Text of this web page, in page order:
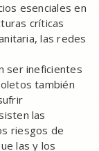
esenciales en
críticas
las redes
ser ineficientes
también
las
riesgos de
las y los